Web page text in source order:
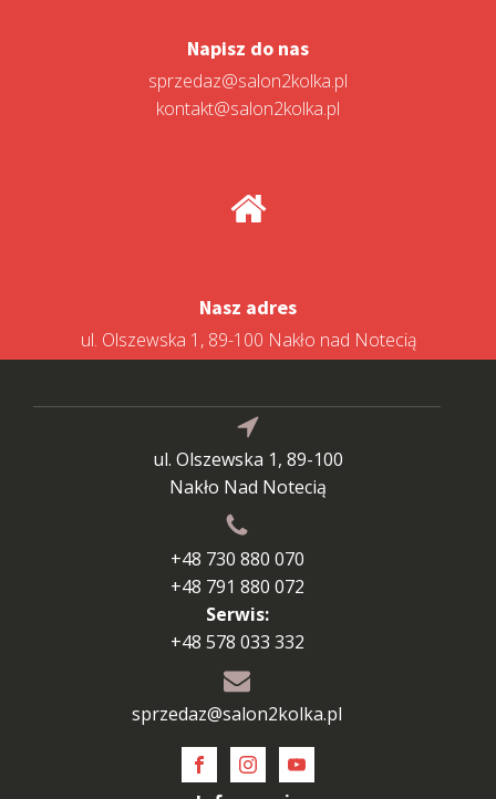
Napisz do nas
sprzedaz@salon2kolka.pl
kontakt@salon2kolka.pl
Nasz adres
ul. Olszewska 1, 89-100 Nakło nad Notecią
ul. Olszewska 1, 89-100
Nakło Nad Notecią
+48 730 880 070
+48 791 880 072
Serwis:
+48 578 033 332
sprzedaz@salon2kolka.pl